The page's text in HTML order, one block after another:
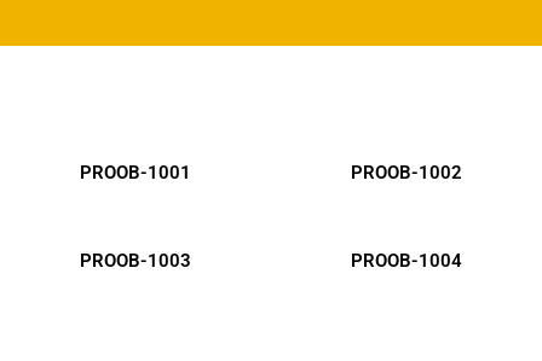
PROOB-1001 PROOB-1002
PROOB-1003 PROOB-1004